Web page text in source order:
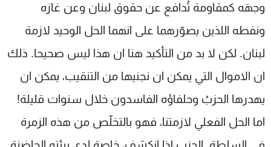
وجهَه كمقاومة تُدافع عن حقوق لبنان وعن غازه
ونفطه اللذين يصوّرهما على انهما الحل الوحيد لازمة
لبنان. لكن لا بد من التأكيد هنا ان هذا ليس صحيحا. ذلك
ان الاموال التي يمكن ان نجنيها من التنقيب، يمكن ان
يهدرها الحزبُ وحلفاؤه الفاسدون خلال سنوات قليلة!
اما الحل الفعلي لازمتنا، فهو بالتخلّص من هذه الزمرة